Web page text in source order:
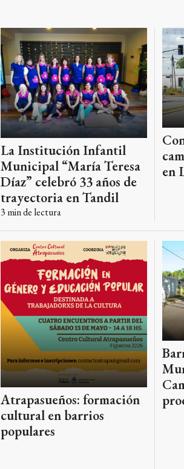
La Institución Infantil
Municipal “María Teresa
Díaz” celebró 33 años de
trayectoria en Tandil
3 min de lectura
en
Atrapasueños: formación
cultural en barrios
populares